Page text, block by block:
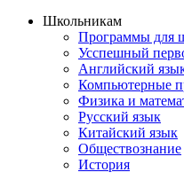
Школьникам
Программы для
Усспешный
Английский
Компьютерные
Физика и
Русский язык
Китайский язык
Обществознание
История